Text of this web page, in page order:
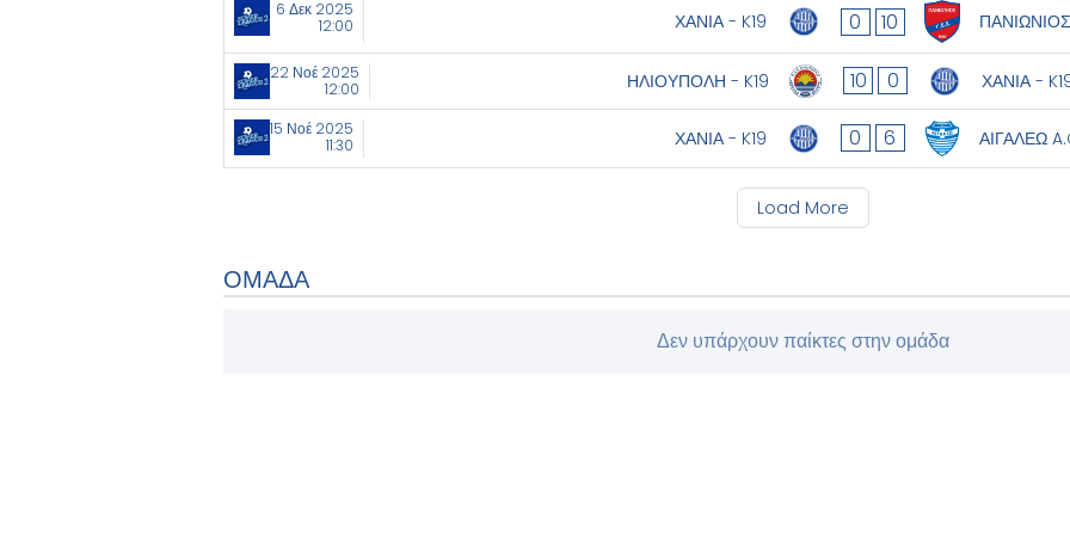
6 Δεκ 2025
12:00
ΧΑΝΙΑ - K19 0 10
22 Νοέ 2025
12:00
ΗΛΙΟΥΠΟΛΗ - K19 10 0 ΧΑΝΙΑ -
15 Νοέ 2025
11:30
ΧΑΝΙΑ - K19 0 6 ΑΙΓΑΛΕΩ
Load More
ΟΜΑΔΑ
Δεν υπάρχουν παίκτες στην ομάδα